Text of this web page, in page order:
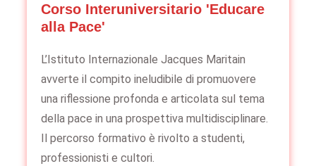
Corso Interuniversitario 'Educare
alla Pace'
L’Istituto Internazionale Jacques Maritain
avverte il compito ineludibile di promuovere
una riflessione profonda e articolata sul tema
della pace in una prospettiva multidisciplinare.
Il percorso formativo è rivolto a studenti,
professionisti e cultori.